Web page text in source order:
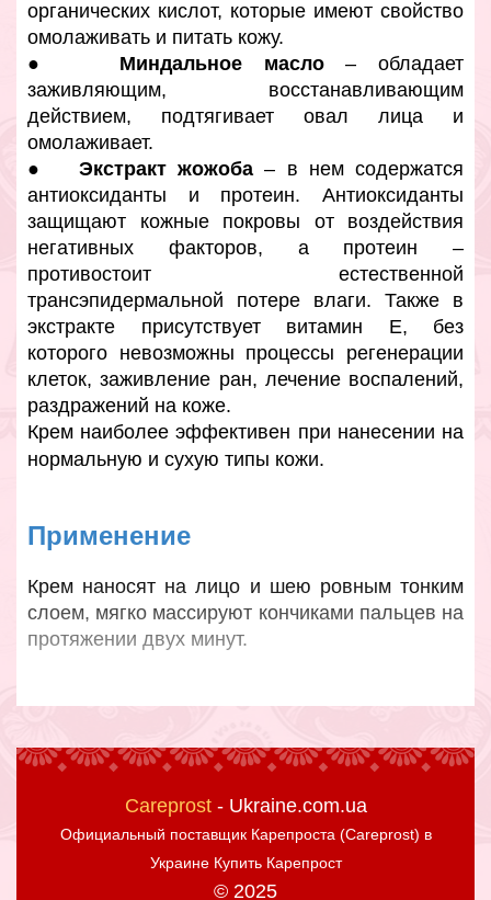
органических кислот, которые имеют свойство
омолаживать и питать кожу.
●
Миндальное масло– обладает
заживляющим, восстанавливающим
действием, подтягивает овал лица и
омолаживает.
●
Экстракт жожоба – в нем содержатся
антиоксиданты и протеин. Антиоксиданты
защищают кожные покровы от воздействия
негативных факторов, а протеин –
противостоит естественной
трансэпидермальной потере влаги. Также в
экстракте присутствует витамин Е, без
которого невозможны процессы регенерации
клеток, заживление ран, лечение воспалений,
раздражений на коже.
Крем наиболее эффективен при нанесении на
нормальную и сухую типы кожи.
Применение
Крем наносят на лицо и шею ровным тонким
слоем, мягко массируют кончиками пальцев на
протяжении двух минут.
Careprost- Ukraine.com.ua
Официальный поставщик Карепроста (Careprost) в
Украине Купить Карепрост
© 2025